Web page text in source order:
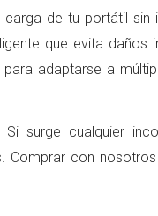
de tu portátil sin
que evita
adaptarse a
surge cualquier
con